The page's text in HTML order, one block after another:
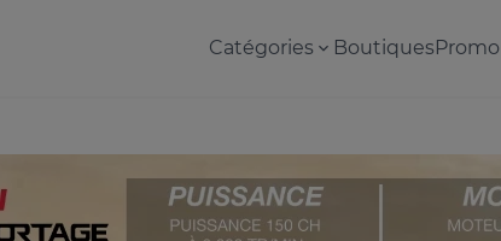
Catégories BoutiquesPromo